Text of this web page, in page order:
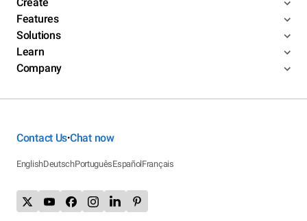
Features
Solutions
Learn
Company
Contact Us•Chat now
EnglishDeutschPortuguêsEspañolFrançais